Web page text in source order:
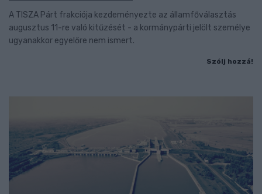
A TISZA Párt frakciója kezdeményezte az államfőválasztás
augusztus 11-re való kitűzését - a kormánypárti jelölt személye
ugyanakkor egyelőre nem ismert.
Szólj hozzá!